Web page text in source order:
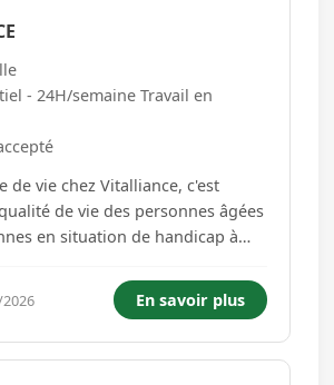
- 24H/semaine Travail en
de vie chez Vitalliance, c'est
de vie des personnes âgées
en situation de handicap à
recrute actuellement ses futurs
au...
En savoir plus